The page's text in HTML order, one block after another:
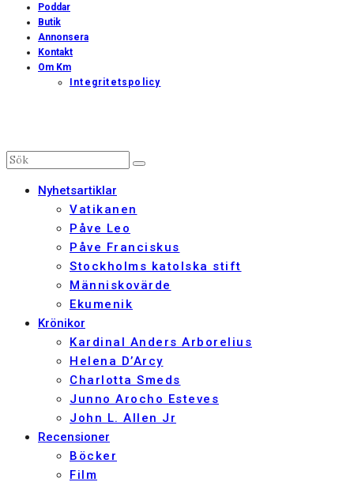
Poddar
Butik
Annonsera
Kontakt
Om Km
Integritetspolicy
Nyhetsartiklar
Vatikanen
Påve Leo
Påve Franciskus
Stockholms katolska stift
Människovärde
Ekumenik
Krönikor
Kardinal Anders Arborelius
Helena D’Arcy
Charlotta Smeds
Junno Arocho Esteves
John L. Allen Jr
Recensioner
Böcker
Film